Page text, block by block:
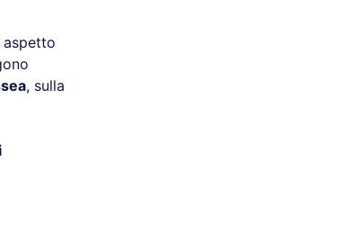
aspetto
, sulla